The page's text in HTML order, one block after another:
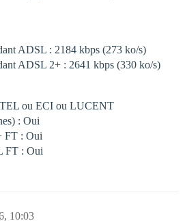
ADSL : 2184 kbps (273 ko/s)
ADSL 2+ : 2641 kbps (330 ko/s)
ou ECI ou LUCENT
: Oui
FT : Oui
FT : Oui
10:03